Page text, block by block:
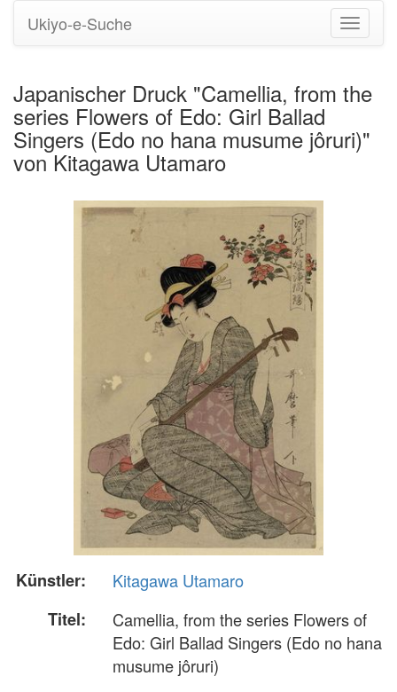
Ukiyo-e-Suche
Japanischer Druck "Camellia, from the
series Flowers of Edo: Girl Ballad
Singers (Edo no hana musume jôruri)"
von Kitagawa Utamaro
Künstler:
Kitagawa Utamaro
Titel:
Camellia, from the series Flowers of
Edo: Girl Ballad Singers (Edo no hana
musume jôruri)